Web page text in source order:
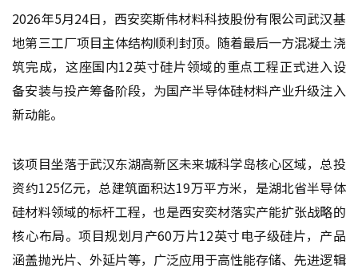
2026年5月24日，西安奕斯伟材料科技股份有限公司武汉基
地第三工厂项目主体结构顺利封顶。随着最后一方混凝土浇
筑完成，这座国内12英寸硅片领域的重点工程正式进入设
备安装与投产筹备阶段，为国产半导体硅材料产业升级注入
新动能。
该项目坐落于武汉东湖高新区未来城科学岛核心区域，总投
资约125亿元，总建筑面积达19万平方米，是湖北省半导体
硅材料领域的标杆工程，也是西安奕材落实产能扩张战略的
核心布局。项目规划月产60万片12英寸电子级硅片，产品
涵盖抛光片、外延片等，广泛应用于高性能存储、先进逻辑